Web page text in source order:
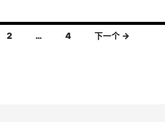
2 … 4 下一个 →